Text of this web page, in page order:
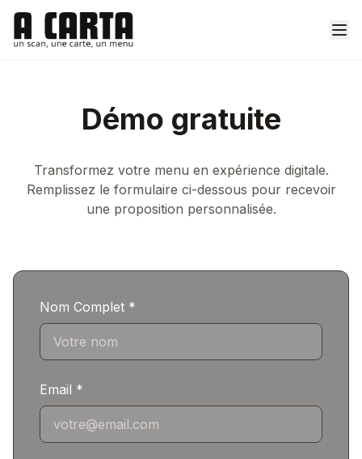
Démo gratuite
Transformez votre menu en expérience digitale.
Remplissez le formulaire ci-dessous pour recevoir
une proposition personnalisée.
Nom Complet *
Email *